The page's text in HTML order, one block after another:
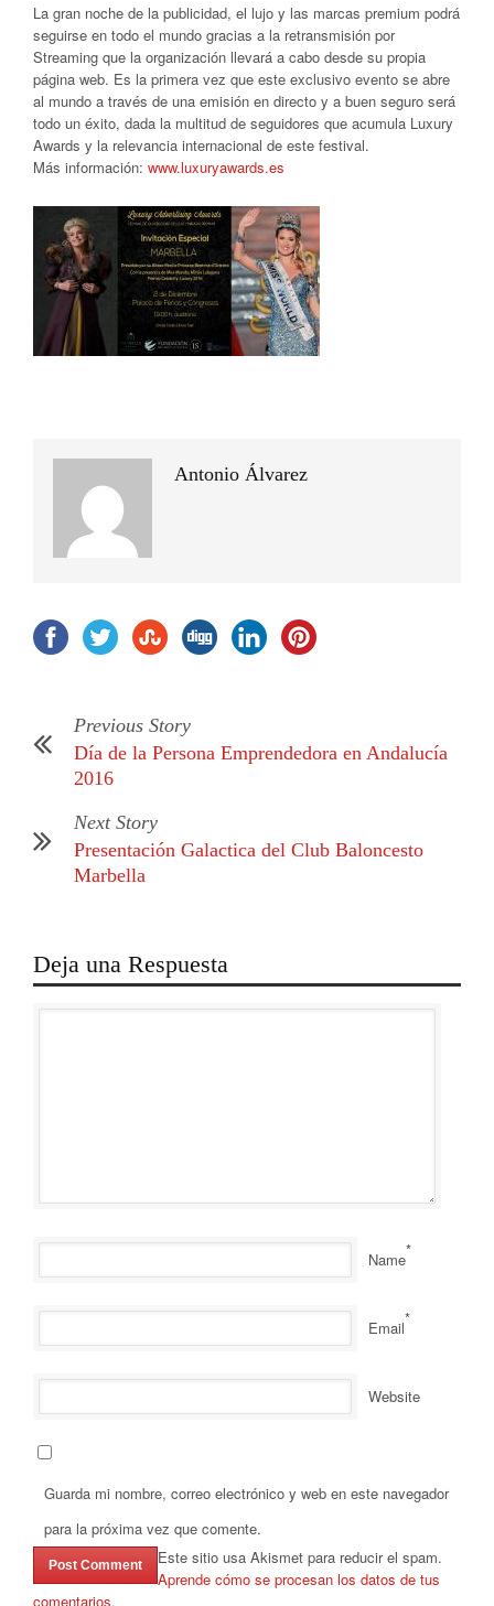
La gran noche de la publicidad, el lujo y las marcas premium podrá
seguirse en todo el mundo gracias a la retransmisión por
Streaming que la organización llevará a cabo desde su propia
página web. Es la primera vez que este exclusivo evento se abre
al mundo a través de una emisión en directo y a buen seguro será
todo un éxito, dada la multitud de seguidores que acumula Luxury
Awards y la relevancia internacional de este festival.
Más información: www.luxuryawards.es
Antonio Álvarez
Previous Story
Día de la Persona Emprendedora en Andalucía
2016
Next Story
Presentación Galactica del Club Baloncesto
Marbella
Deja una Respuesta
Name*
Email*
Website
Guarda mi nombre, correo electrónico y web en este navegador
para la próxima vez que comente.
Este sitio usa Akismet para reducir el spam.
Aprende cómo se procesan los datos de tus
comentarios.